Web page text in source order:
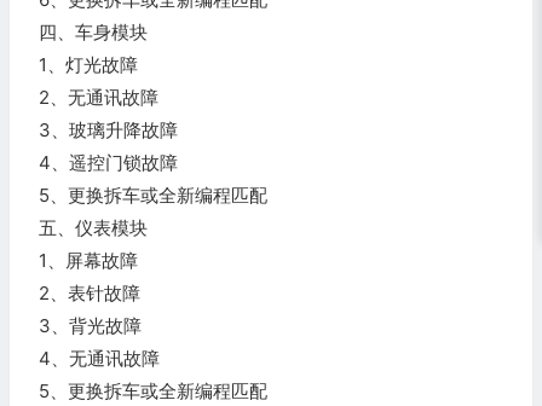
四、车身模块
1、灯光故障
2、无通讯故障
3、玻璃升降故障
4、遥控门锁故障
5、更换拆车或全新编程匹配
五、仪表模块
1、屏幕故障
2、表针故障
3、背光故障
4、无通讯故障
5、更换拆车或全新编程匹配